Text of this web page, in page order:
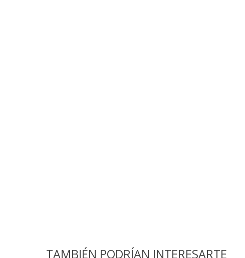
TAMBIÉN PODRÍAN INTERESARTE